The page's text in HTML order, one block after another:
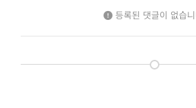
등록된 댓글이 없습